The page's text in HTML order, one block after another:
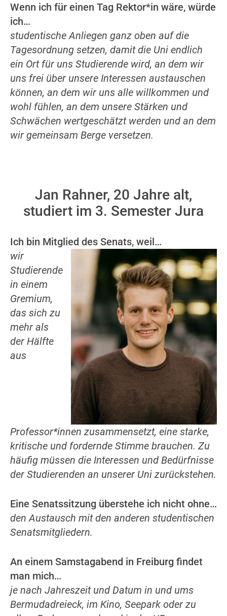
Wenn ich für einen Tag Rektor*in wäre, würde
ich…
studentische Anliegen ganz oben auf die
Tagesordnung setzen, damit die Uni endlich
ein Ort für uns Studierende wird, an dem wir
uns frei über unsere Interessen austauschen
können, an dem wir uns alle willkommen und
wohl fühlen, an dem unsere Stärken und
Schwächen wertgeschätzt werden und an dem
wir gemeinsam Berge versetzen.
Jan Rahner, 20 Jahre alt,
studiert im 3. Semester Jura
Ich bin Mitglied des Senats, weil…
wir
Studierende
in einem
Gremium,
das sich zu
mehr als
der Hälfte
aus
Professor*innen zusammensetzt, eine starke,
kritische und fordernde Stimme brauchen. Zu
häufig müssen die Interessen und Bedürfnisse
der Studierenden an unserer Uni zurückstehen.
Eine Senatssitzung überstehe ich nicht ohne…
den Austausch mit den anderen studentischen
Senatsmitgliedern.
An einem Samstagabend in Freiburg findet
man mich…
je nach Jahreszeit und Datum in und ums
Bermudadreieck, im Kino, Seepark oder zu